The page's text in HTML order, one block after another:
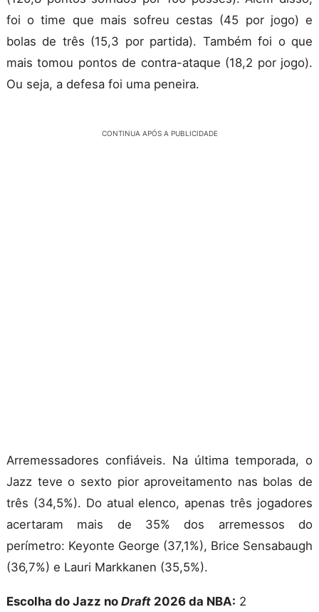
foi o time que mais sofreu cestas (45 por jogo) e
bolas de três (15,3 por partida). Também foi o que
mais tomou pontos de contra-ataque (18,2 por jogo).
Ou seja, a defesa foi uma peneira.
CONTINUA APÓS A PUBLICIDADE
Arremessadores confiáveis. Na última temporada, o
Jazz teve o sexto pior aproveitamento nas bolas de
três (34,5%). Do atual elenco, apenas três jogadores
acertaram mais de 35% dos arremessos do
perímetro: Keyonte George (37,1%), Brice Sensabaugh
(36,7%) e Lauri Markkanen (35,5%).
Escolha do Jazz no Draft 2026 da NBA: 2